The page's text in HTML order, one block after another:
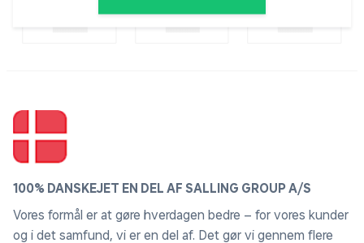
100% DANSKEJET EN DEL AF SALLING GROUP A/S
Vores formål er at gøre hverdagen bedre – for vores kunder
og i det samfund, vi er en del af. Det gør vi gennem flere